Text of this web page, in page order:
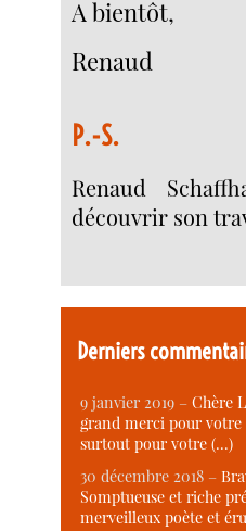
A bientôt,
Renaud
P.-S.
Renaud
découvrir son
Derniers
9 janvier 2019 –Chère
grand merci pour
surtout pour votre (…)
30 décembre 2018 –
Somptueuse et riche
merveilleux poète et